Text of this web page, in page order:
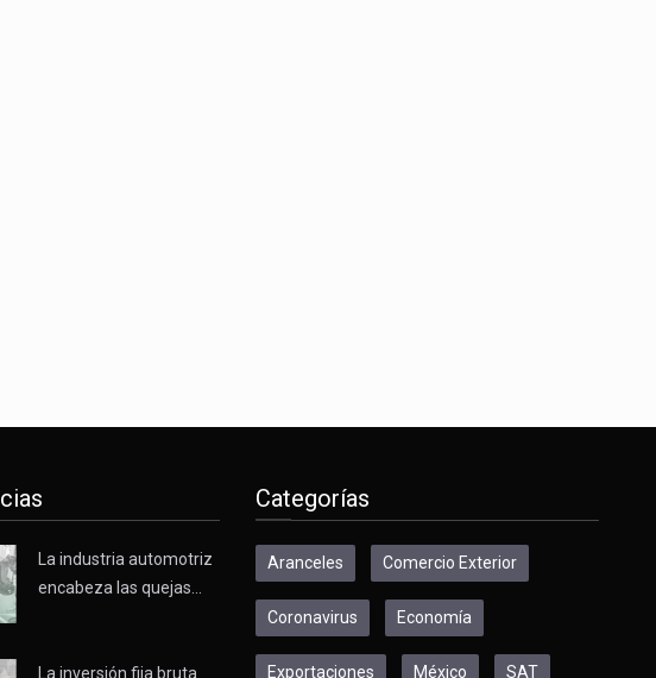
equivocada de…
La industria automotriz
encabeza las quejas…
La inversión fija bruta
Categorías
Aranceles Comercio Exterior
Coronavirus Economía
Exportaciones México SAT